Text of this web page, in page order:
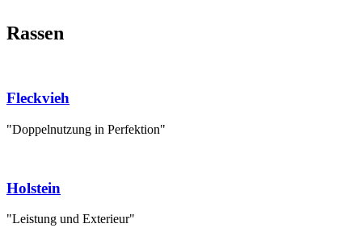
Rassen
Fleckvieh
"Doppelnutzung in Perfektion"
Holstein
"Leistung und Exterieur"